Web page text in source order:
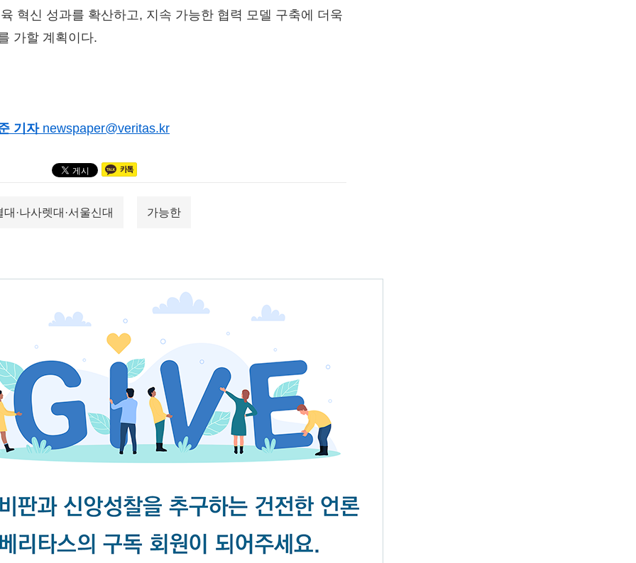
혁신 성과를 확산하고, 지속 가능한 협력 모델 구축에 더욱
가할 계획이다.
기자 newspaper@veritas.kr
대·나사렛대·서울신대 가능한